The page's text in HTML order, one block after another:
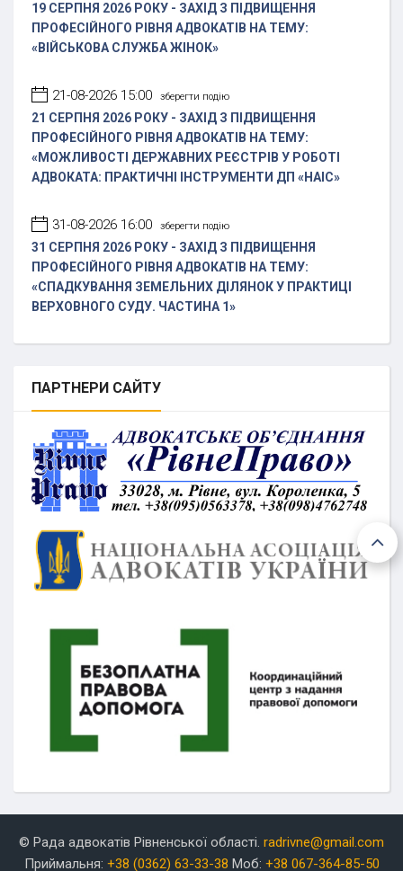
19 СЕРПНЯ 2026 РОКУ - ЗАХІД З ПІДВИЩЕННЯ
ПРОФЕСІЙНОГО РІВНЯ АДВОКАТІВ НА ТЕМУ:
«ВІЙСЬКОВА СЛУЖБА ЖІНОК»
21-08-2026 15:00 зберегти подію
21 СЕРПНЯ 2026 РОКУ - ЗАХІД З ПІДВИЩЕННЯ
ПРОФЕСІЙНОГО РІВНЯ АДВОКАТІВ НА ТЕМУ:
«МОЖЛИВОСТІ ДЕРЖАВНИХ РЕЄСТРІВ У РОБОТІ
АДВОКАТА: ПРАКТИЧНІ ІНСТРУМЕНТИ ДП «НАІС»
31-08-2026 16:00 зберегти подію
31 СЕРПНЯ 2026 РОКУ - ЗАХІД З ПІДВИЩЕННЯ
ПРОФЕСІЙНОГО РІВНЯ АДВОКАТІВ НА ТЕМУ:
«СПАДКУВАННЯ ЗЕМЕЛЬНИХ ДІЛЯНОК У ПРАКТИЦІ
ВЕРХОВНОГО СУДУ. ЧАСТИНА 1»
ПАРТНЕРИ САЙТУ
© Рада адвокатів Рівненської області. radrivne@gmail.com
Приймальня: +38 (0362) 63-33-38 Моб: +38 067-364-85-50